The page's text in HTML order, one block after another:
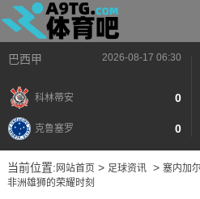
巴西甲 2026-08-17 06:30
科林蒂安 0
克鲁塞罗 0
当前位置: 网站首页> 足球资讯> 塞内加
非洲雄狮的荣耀时刻